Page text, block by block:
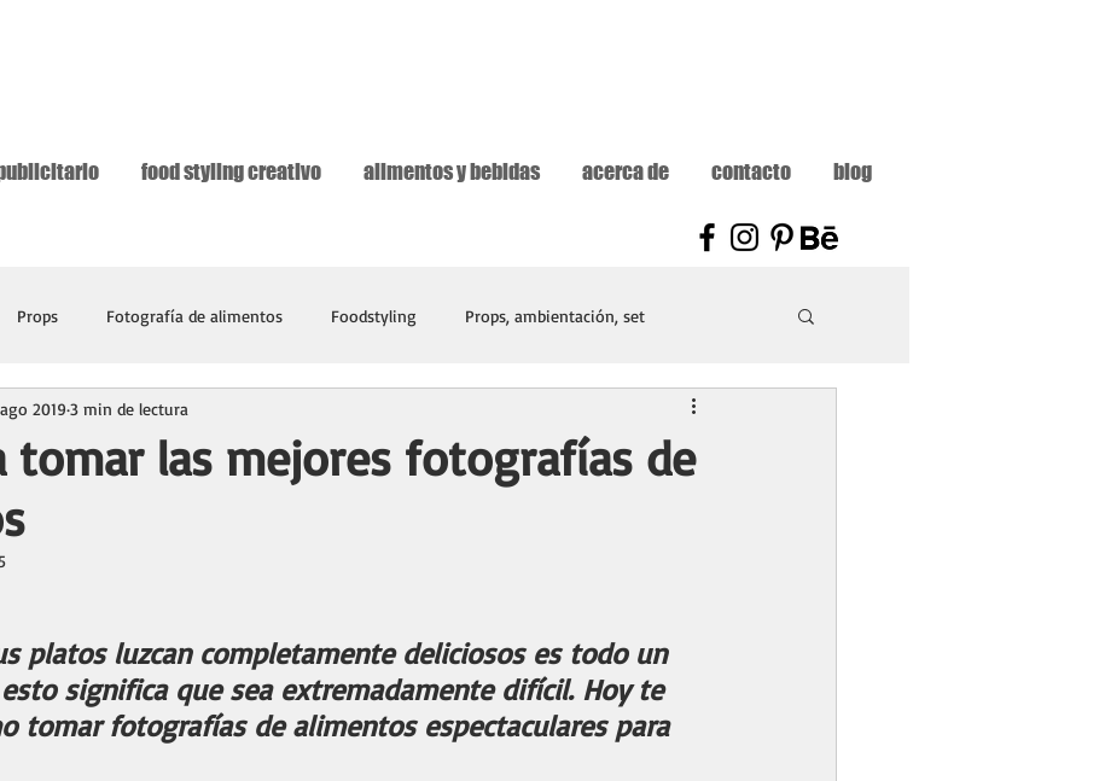
food styling creativo alimentos y bebidas acerca de contacto blog
Props Fotografía de alimentos Foodstyling Props, ambientación, set
tomar las mejores fotografías de
2019 3 min de lectura
platos luzcan completamente deliciosos es todo un
significa que sea extremadamente difícil. Hoy te
tomar fotografías de alimentos espectaculares para